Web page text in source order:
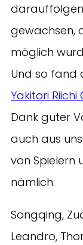
gewachsen,
möglich
Und so fand
Yakitori Riichi
Dank guter
auch aus
von Spielern
nämlich:
Songqing,
Leandro,